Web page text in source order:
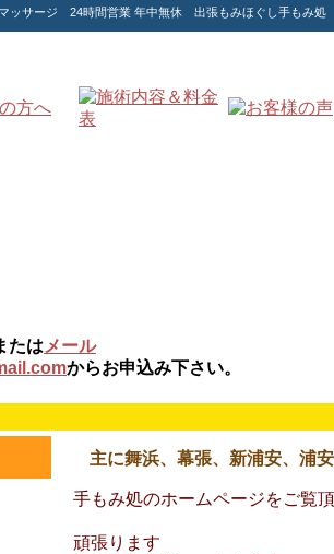
ッサージ 24時間営業 年中無休 出張もみほぐし手もみ処
たは メール
からお申込み下さい。
主に舞浜、幕張、新浦安、浦
手もみ処のホームページをご覧
頑張ります